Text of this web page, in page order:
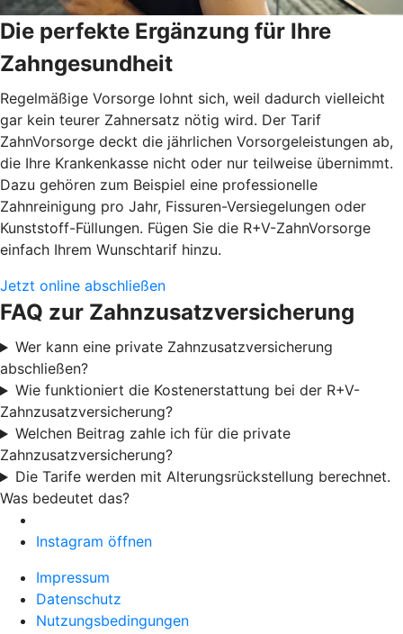
Die perfekte Ergänzung für Ihre
Zahngesundheit
Regelmäßige Vorsorge lohnt sich, weil dadurch vielleicht
gar kein teurer Zahnersatz nötig wird. Der Tarif
ZahnVorsorge deckt die jährlichen Vorsorgeleistungen ab,
die Ihre Krankenkasse nicht oder nur teilweise übernimmt.
Dazu gehören zum Beispiel eine professionelle
Zahnreinigung pro Jahr, Fissuren-Versiegelungen oder
Kunststoff-Füllungen. Fügen Sie die R+V-ZahnVorsorge
einfach Ihrem Wunschtarif hinzu.
Jetzt online abschließen
FAQ zur Zahnzusatzversicherung
Wer kann eine private Zahnzusatzversicherung
abschließen?
Wie funktioniert die Kostenerstattung bei der R+V-
Zahnzusatzversicherung?
Welchen Beitrag zahle ich für die private
Zahnzusatzversicherung?
Die Tarife werden mit Alterungsrückstellung berechnet.
Was bedeutet das?
Instagram öffnen
Impressum
Datenschutz
Nutzungsbedingungen